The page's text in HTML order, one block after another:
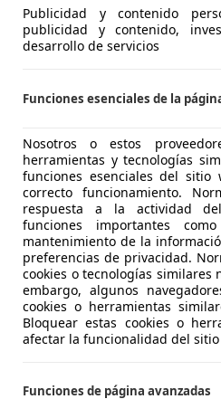
lluvia, Dirección asistida,
MOTOR
11500 PUERTO DE SANTA MARIA
€
07/
BARCELONA
08903 SANT ADRIÀ DE BESÒS
Publicidad y contenido
publicidad y contenido,
desarrollo de servicios
Funciones esenciales de la
Nosotros o estos
herramientas y tecnologías
funciones esenciales del
correcto funcionamiento.
respuesta a la actividad
funciones importantes
mantenimiento de la
preferencias de privacidad.
cookies o tecnologías similares
embargo, algunos
cookies o herramientas
Bloquear estas cookies o
afectar la funcionalidad del sitio
Funciones de página avanzadas